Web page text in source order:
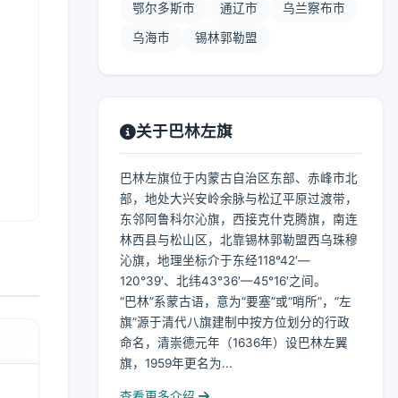
鄂尔多斯市 通辽市 乌兰察布市
乌海市 锡林郭勒盟
关于巴林左旗
巴林左旗位于内蒙古自治区东部、赤峰市北
部，地处大兴安岭余脉与松辽平原过渡带，
东邻阿鲁科尔沁旗，西接克什克腾旗，南连
林西县与松山区，北靠锡林郭勒盟西乌珠穆
沁旗，地理坐标介于东经118°42′—
120°39′、北纬43°36′—45°16′之间。
“巴林”系蒙古语，意为“要塞”或“哨所”，“左
旗”源于清代八旗建制中按方位划分的行政
命名，清崇德元年（1636年）设巴林左翼
旗，1959年更名为...